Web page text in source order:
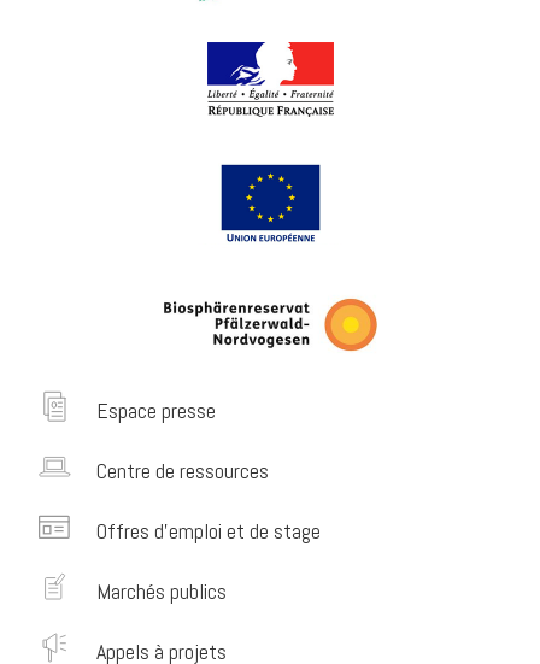
Espace presse
Centre de ressources
Offres d’emploi et de stage
Marchés publics
Appels à projets